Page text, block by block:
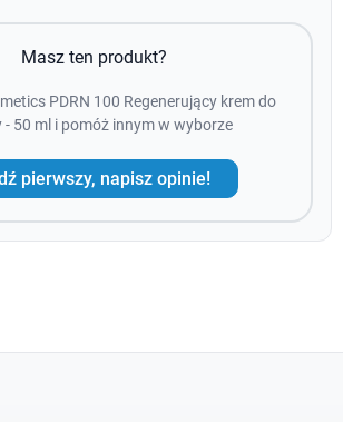
Masz ten produkt?
PDRN 100 Regenerujący krem do
50 ml i pomóż innym w wyborze
pierwszy, napisz opinie!